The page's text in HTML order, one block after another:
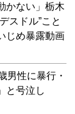
かない」栃木
スドル”こと
じめ暴露動画
男性に暴行・
と号泣し